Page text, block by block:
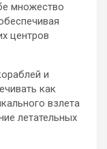
множество
центров
и
как
взлета
летательных